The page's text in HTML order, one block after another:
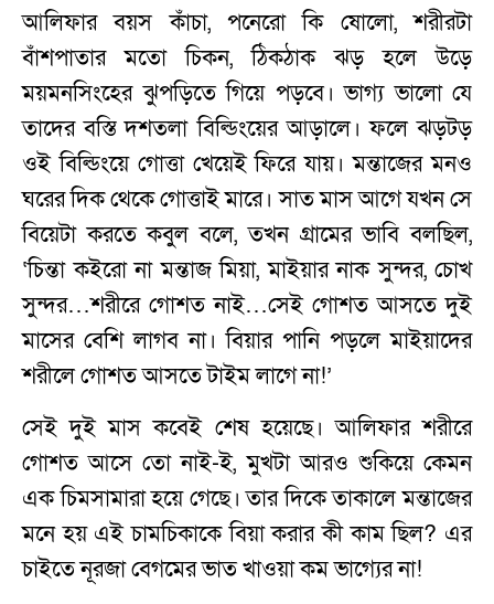
আলিফার বয়স কাঁচা, পনেরো কি ষোলো, শরীরটা
বাঁশপাতার মতো চিকন, ঠিকঠাক ঝড় হলে উড়ে
ময়মনসিংহের ঝুপড়িতে গিয়ে পড়বে। ভাগ্য ভালো যে
তাদের বস্তি দশতলা বিল্ডিংয়ের আড়ালে। ফলে ঝড়টড়
ওই বিল্ডিংয়ে গোত্তা খেয়েই ফিরে যায়। মন্তাজের মনও
ঘরের দিক থেকে গোত্তাই মারে। সাত মাস আগে যখন সে
বিয়েটা করতে কবুল বলে, তখন গ্রামের ভাবি বলছিল,
‘চিন্তা কইরো না মন্তাজ মিয়া, মাইয়ার নাক সুন্দর, চোখ
সুন্দর…শরীরে গোশত নাই…সেই গোশত আসতে দুই
মাসের বেশি লাগব না। বিয়ার পানি পড়লে মাইয়াদের
শরীলে গোশত আসতে টাইম লাগে না!’
সেই দুই মাস কবেই শেষ হয়েছে। আলিফার শরীরে
গোশত আসে তো নাই-ই, মুখটা আরও শুকিয়ে কেমন
এক চিমসামারা হয়ে গেছে। তার দিকে তাকালে মন্তাজের
মনে হয় এই চামচিকাকে বিয়া করার কী কাম ছিল? এর
চাইতে নূরজা বেগমের ভাত খাওয়া কম ভাগ্যের না!